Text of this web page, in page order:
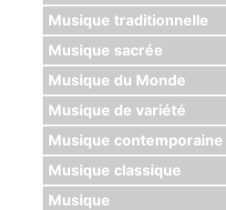
Musique traditionnelle
Musique sacrée
Musique du Monde
Musique de variété
Musique contemporaine
Musique classique
Musique